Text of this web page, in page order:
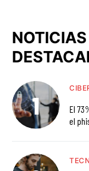
NOTICIAS
El
el